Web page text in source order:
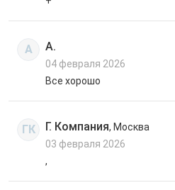
А А.
04 февраля 2026
Все хорошо
ГК Г. Компания, Москва
03 февраля 2026
,